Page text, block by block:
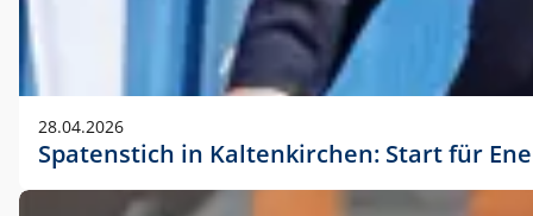
28.04.2026
Spatenstich in Kaltenkirchen: Start für